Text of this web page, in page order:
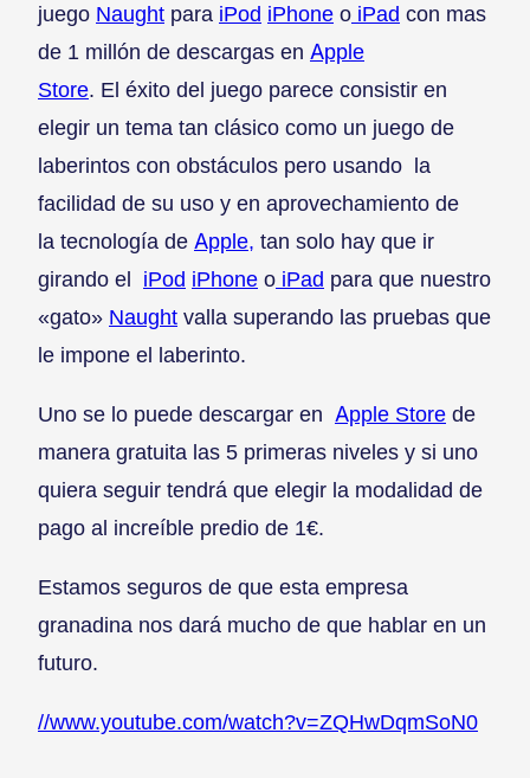
juego Naught para iPod iPhone o iPad con mas
de 1 millón de descargas en Apple
Store. El éxito del juego parece consistir en
elegir un tema tan clásico como un juego de
laberintos con obstáculos pero usando la
facilidad de su uso y en aprovechamiento de
la tecnología de Apple, tan solo hay que ir
girando el iPod iPhone o iPad para que nuestro
«gato» Naught valla superando las pruebas que
le impone el laberinto.
Uno se lo puede descargar en Apple Store de
manera gratuita las 5 primeras niveles y si uno
quiera seguir tendrá que elegir la modalidad de
pago al increíble predio de 1€.
Estamos seguros de que esta empresa
granadina nos dará mucho de que hablar en un
futuro.
//www.youtube.com/watch?v=ZQHwDqmSoN0